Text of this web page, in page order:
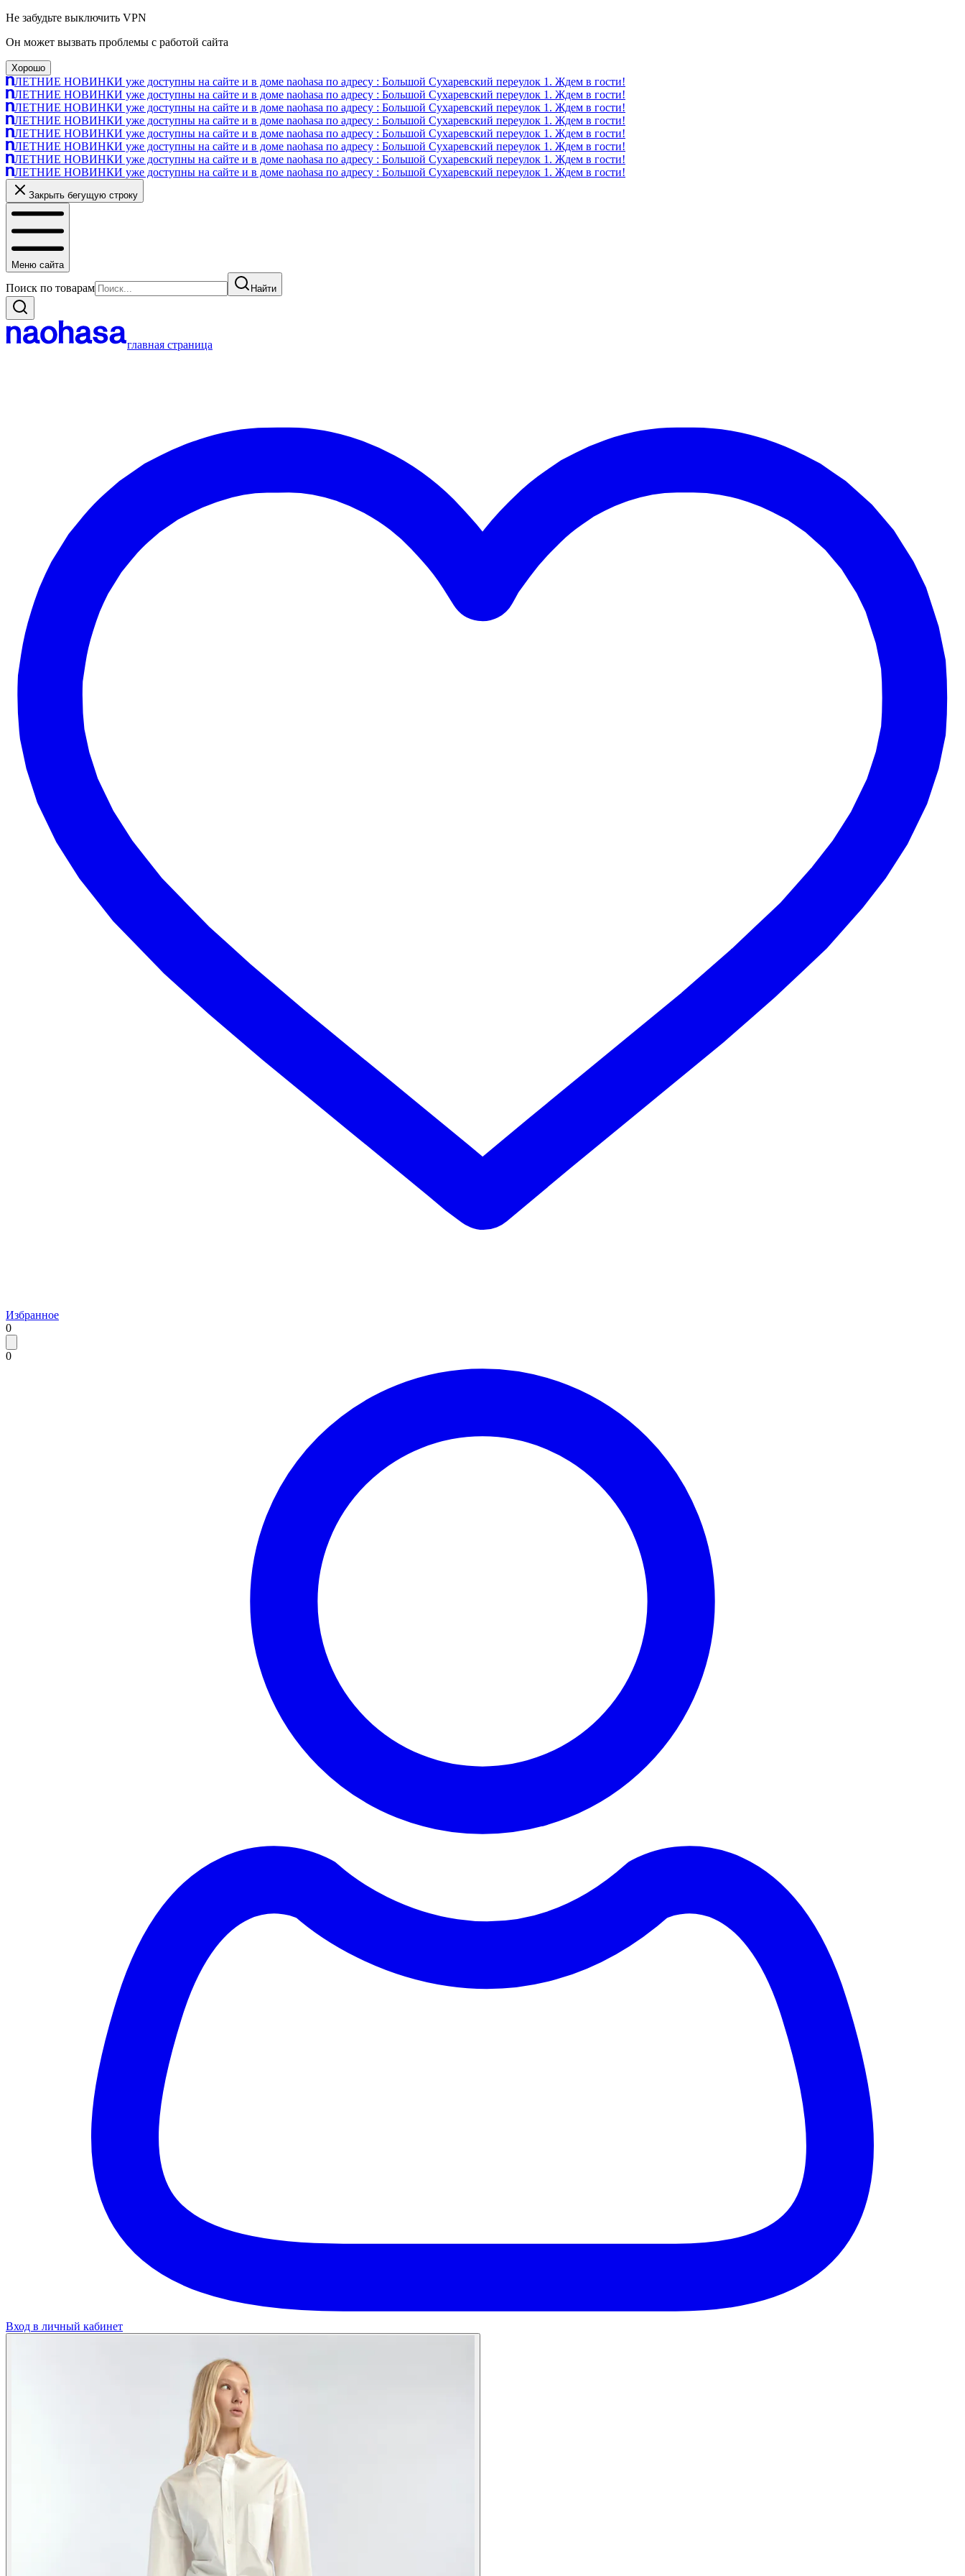
Не забудьте выключить VPN
Он может вызвать проблемы с работой сайта
Хорошо
ЛЕТНИЕ НОВИНКИ уже доступны на сайте и в доме naohasa по адресу : Большой Сухаревский переулок 1. Ждем в гости!
ЛЕТНИЕ НОВИНКИ уже доступны на сайте и в доме naohasa по адресу : Большой Сухаревский переулок 1. Ждем в гости!
ЛЕТНИЕ НОВИНКИ уже доступны на сайте и в доме naohasa по адресу : Большой Сухаревский переулок 1. Ждем в гости!
ЛЕТНИЕ НОВИНКИ уже доступны на сайте и в доме naohasa по адресу : Большой Сухаревский переулок 1. Ждем в гости!
ЛЕТНИЕ НОВИНКИ уже доступны на сайте и в доме naohasa по адресу : Большой Сухаревский переулок 1. Ждем в гости!
ЛЕТНИЕ НОВИНКИ уже доступны на сайте и в доме naohasa по адресу : Большой Сухаревский переулок 1. Ждем в гости!
ЛЕТНИЕ НОВИНКИ уже доступны на сайте и в доме naohasa по адресу : Большой Сухаревский переулок 1. Ждем в гости!
ЛЕТНИЕ НОВИНКИ уже доступны на сайте и в доме naohasa по адресу : Большой Сухаревский переулок 1. Ждем в гости!
Закрыть бегущую строку
Меню сайта
Поиск по товарам Найти
главная страница
Избранное
0
0
Вход в личный кабинет